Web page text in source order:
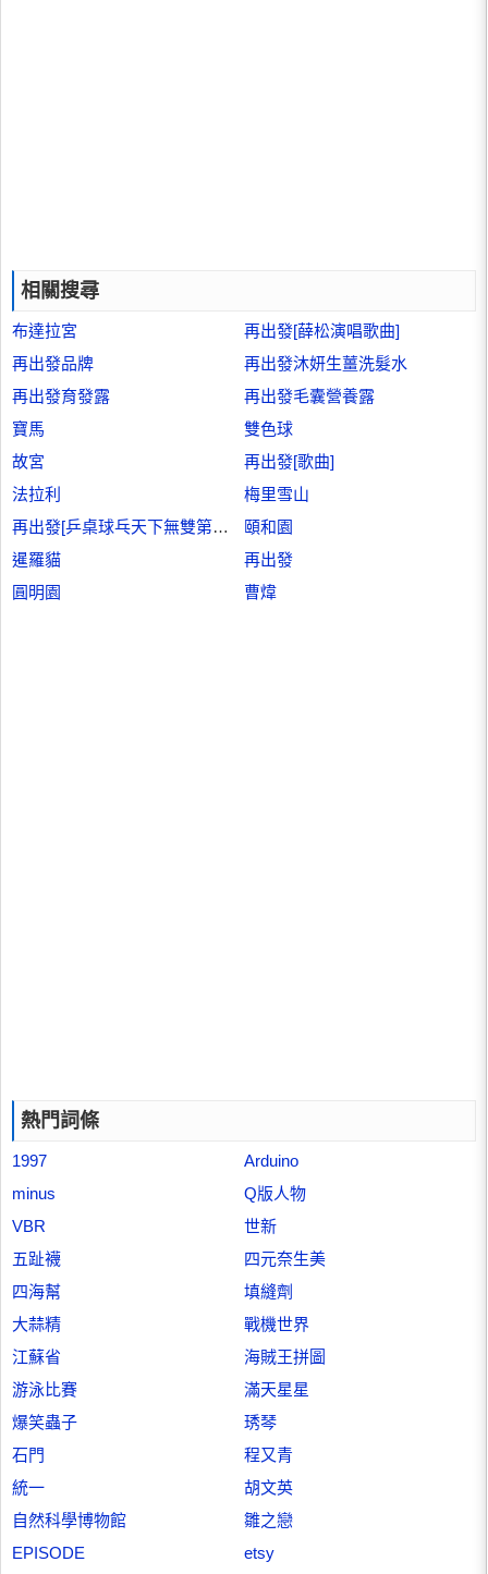
相關搜尋
布達拉宮
再出發[薛松演唱歌曲]
再出發品牌
再出發沐妍生薑洗髮水
再出發育發露
再出發毛囊營養露
寶馬
雙色球
故宮
再出發[歌曲]
法拉利
梅里雪山
再出發[乒桌球乓天下無雙第十季]
頤和園
暹羅貓
再出發
圓明園
曹煒
熱門詞條
1997
Arduino
minus
Q版人物
VBR
世新
五趾襪
四元奈生美
四海幫
填縫劑
大蒜精
戰機世界
江蘇省
海賊王拼圖
游泳比賽
滿天星星
爆笑蟲子
琇琴
石門
程又青
統一
胡文英
自然科學博物館
雛之戀
EPISODE
etsy